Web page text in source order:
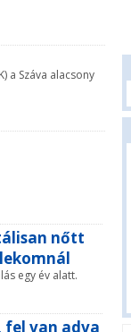
a Száva alacsony
nőtt
egy év alatt.
fel van adva